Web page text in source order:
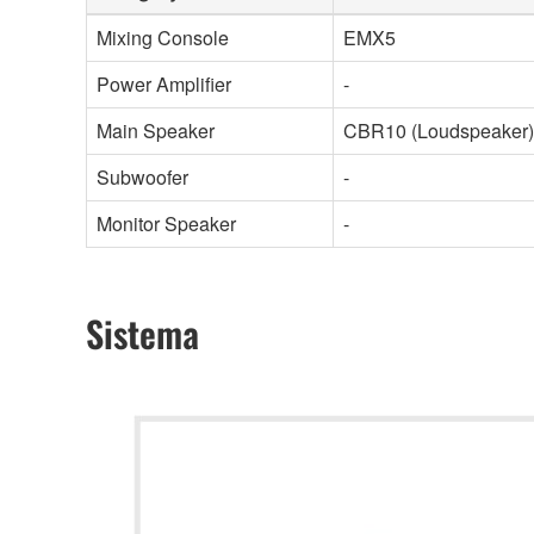
Mixing Console
EMX5
Power Amplifier
-
Main Speaker
CBR10 (Loudspeaker)
Subwoofer
-
Monitor Speaker
-
Sistema